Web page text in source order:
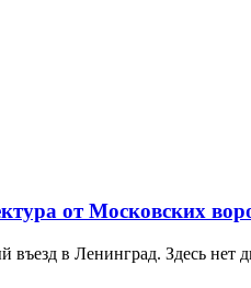
от Московских
в Ленинград. Здесь нет